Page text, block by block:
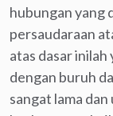
hubungan yang
persaudaraan
atas dasar
dengan buruh
sangat lama